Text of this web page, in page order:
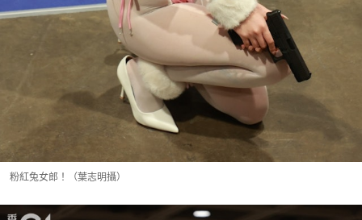
粉紅兔女郎！（葉志明攝）